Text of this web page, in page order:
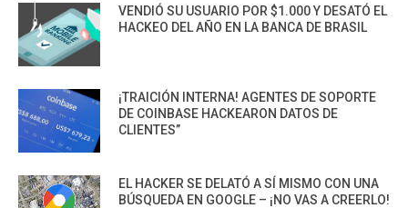
VENDIÓ SU USUARIO POR $1.000 Y DESATÓ EL
HACKEO DEL AÑO EN LA BANCA DE BRASIL
¡TRAICIÓN INTERNA! AGENTES DE SOPORTE
DE COINBASE HACKEARON DATOS DE
CLIENTES”
EL HACKER SE DELATÓ A SÍ MISMO CON UNA
BÚSQUEDA EN GOOGLE – ¡NO VAS A CREERLO!